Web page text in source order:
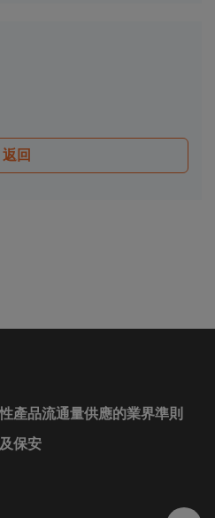
後果，Citigroup概不承擔
言，閣下應當細閱及瞭解
市文件所載有關發行人的
件可在保薦人花旗環球金融
，地址為香港中環花園道
其內容而產生或因此而涉及
不承擔任何（因疏忽或其他
害前述的一般情況下，
何中斷、不準確、錯誤或
上或電子郵件的通訊並非穩
返回
性產品流通量供應的業界準則
保安